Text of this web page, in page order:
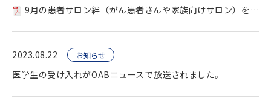
9月の患者サロン絆（がん患者さんや家族向けサロン）を開催します。
2023.08.22 お知らせ
医学生の受け入れがOABニュースで放送されました。